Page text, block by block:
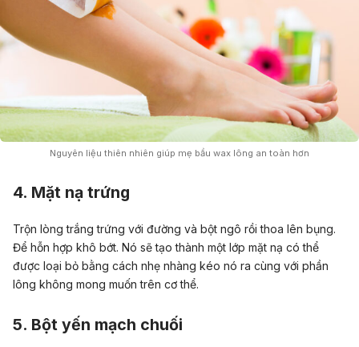
Nguyên liệu thiên nhiên giúp mẹ bầu wax lông an toàn hơn
4. Mặt nạ trứng
Trộn lòng trắng trứng với đường và bột ngô rồi thoa lên bụng.
Để hỗn hợp khô bớt. Nó sẽ tạo thành một lớp mặt nạ có thể
được loại bỏ bằng cách nhẹ nhàng kéo nó ra cùng với phần
lông không mong muốn trên cơ thể.
5. Bột yến mạch chuối